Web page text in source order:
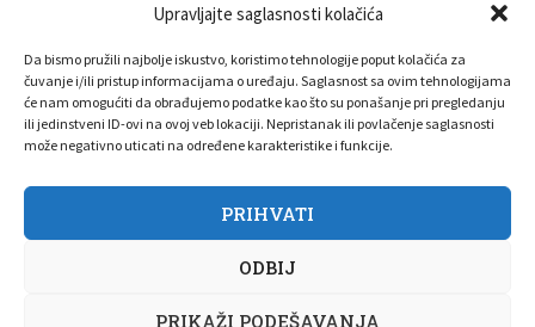
Upravljajte saglasnosti kolačića
Da bismo pružili najbolje iskustvo, koristimo tehnologije poput kolačića za
čuvanje i/ili pristup informacijama o uređaju. Saglasnost sa ovim tehnologijama
će nam omogućiti da obrađujemo podatke kao što su ponašanje pri pregledanju
ili jedinstveni ID-ovi na ovoj veb lokaciji. Nepristanak ili povlačenje saglasnosti
može negativno uticati na određene karakteristike i funkcije.
PRIHVATI
ODBIJ
PRIKAŽI PODEŠAVANJA
O nama Marketing Kontakt FAQ
Privatnost korisnika
Pravila korišćenja